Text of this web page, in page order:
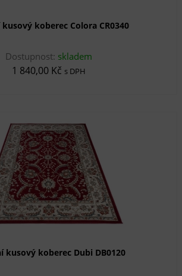
koberec Colora CR0340
Dostupnost: skladem
1 840,00 Kč s DPH
kusový koberec Dubi DB0120